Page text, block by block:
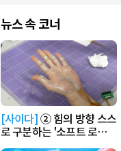
뉴스 속 코너
[사이다] ② 힘의 방향 스스
로 구분하는 '소프트 로봇'